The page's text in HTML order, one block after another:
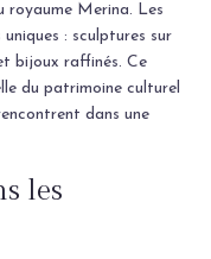
royaume Merina. Les
: sculptures sur
bijoux raffinés. Ce
du patrimoine culturel
dans une
les